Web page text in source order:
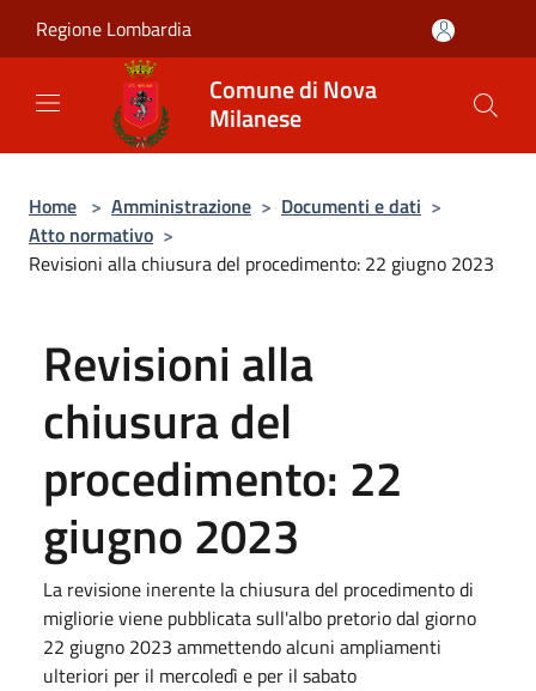
Regione Lombardia
Comune di Nova
Milanese
Home > Amministrazione > Documenti e dati >
Atto normativo >
Revisioni alla chiusura del procedimento: 22 giugno 2023
Revisioni alla
chiusura del
procedimento: 22
giugno 2023
La revisione inerente la chiusura del procedimento di
migliorie viene pubblicata sull'albo pretorio dal giorno
22 giugno 2023 ammettendo alcuni ampliamenti
ulteriori per il mercoledì e per il sabato